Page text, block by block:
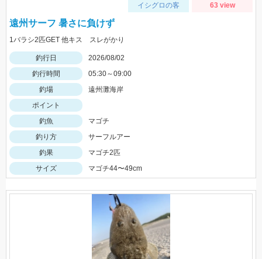
イシグロの客 63 view
遠州サーフ 暑さに負けず
1バラシ2匹GET 他キス スレがかり
釣行日
2026/08/02
釣行時間
05:30～09:00
釣場
遠州灘海岸
ポイント
釣魚
マゴチ
釣り方
サーフルアー
釣果
マゴチ2匹
サイズ
マゴチ44〜49cm